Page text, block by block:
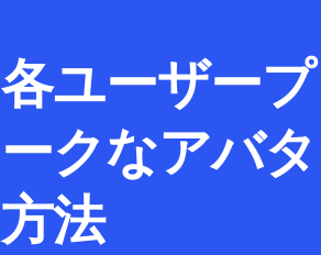
各ユーザー
ークなアバ
方法